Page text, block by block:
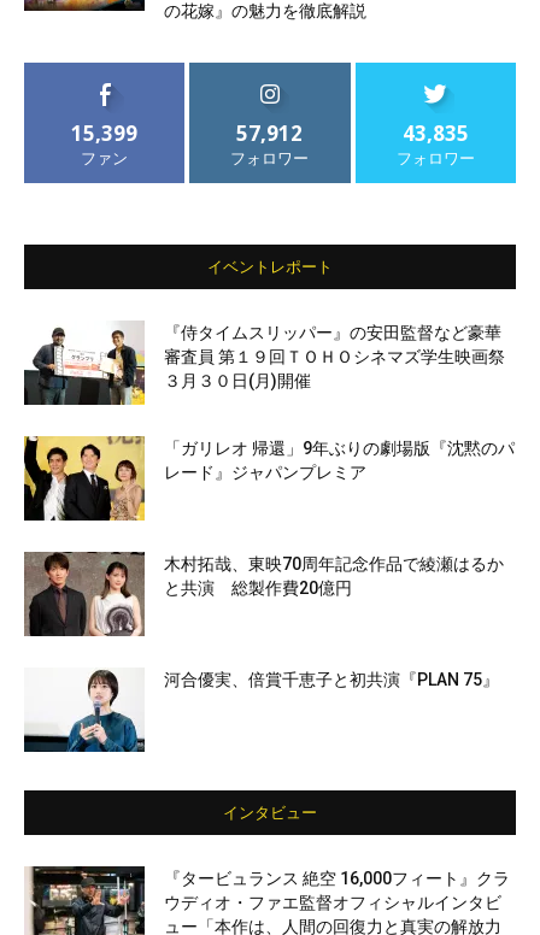
の花嫁』の魅力を徹底解説
15,399
ファン
57,912
フォロワー
43,835
フォロワー
イベントレポート
『侍タイムスリッパー』の安田監督など豪華
審査員 第１９回ＴＯＨＯシネマズ学生映画祭
３月３０日(月)開催
「ガリレオ 帰還」9年ぶりの劇場版『沈黙のパ
レード』ジャパンプレミア
木村拓哉、東映70周年記念作品で綾瀬はるか
と共演 総製作費20億円
河合優実、倍賞千恵子と初共演『PLAN 75』
インタビュー
『タービュランス 絶空 16,000フィート』クラ
ウディオ・ファエ監督オフィシャルインタビ
ュー「本作は、人間の回復力と真実の解放力